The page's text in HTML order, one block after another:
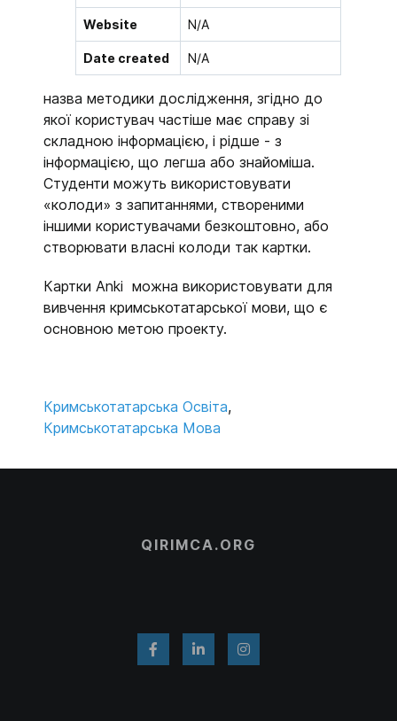
Website N/A
Date created N/A
назва методики дослідження, згідно до
якої користувач частіше має справу зі
складною інформацією, і рідше - з
інформацією, що легша або знайоміша.
Студенти можуть використовувати
«колоди» з запитаннями, створеними
іншими користувачами безкоштовно, або
створювати власні колоди так картки.
Картки Anki можна використовувати для
вивчення кримськотатарської мови, що є
основною метою проекту.
Кримськотатарська Освіта,
Кримськотатарська Мова
QIRIMCA.ORG